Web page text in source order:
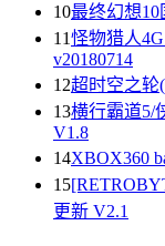
10最终幻想10
11怪物猎人
v20180714
12超时空之轮
13横行霸道5/
V1.8
14XBOX360
15
更新 V2.1